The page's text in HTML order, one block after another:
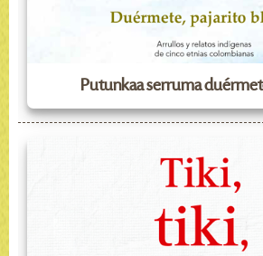
Putunkaa serruma